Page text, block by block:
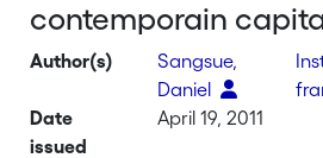
contemporain
Author(s)
Sangsue,
Daniel
Date
issued
April 19, 2011